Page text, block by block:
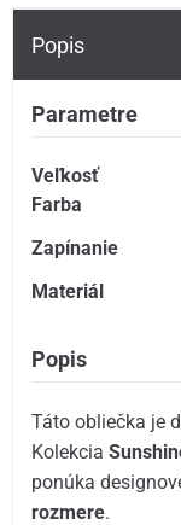
Popis
Parametre
Veľkosť
Farba
Zapínanie
Materiál
Popis
Táto obliečka je
Kolekcia
ponúka
rozmere.